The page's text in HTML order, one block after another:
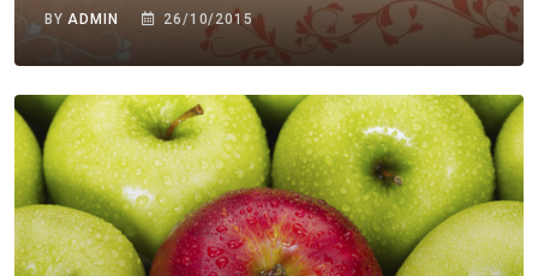
BY ADMIN 26/10/2015